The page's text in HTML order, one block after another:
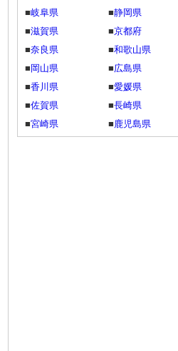
■岐阜県 ■静岡県
■滋賀県 ■京都府
■奈良県 ■和歌山県
■ 岡山県 ■広島県
■香川県 ■愛媛県
■佐賀県 ■長崎県
■宮崎県 ■鹿児島県